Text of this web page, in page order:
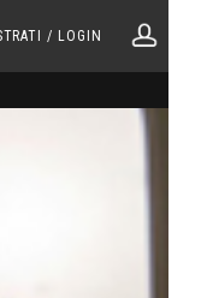
/ LOGIN